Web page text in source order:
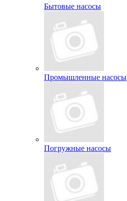
Бытовые насосы
Промышленные насосы
Погружные насосы